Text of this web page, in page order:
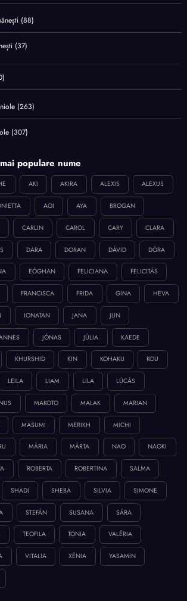
(88)
(37)
(263)
(307)
populare nume
AKI AKIRA ALEXIS ALEXUS
AOI AYA BROGAN
CARLIN CAROL CARY CLARA
DARA DORAN DÁVID DÓRA
EÓGHAN FELICIANA FELICITÁS
FRANCISCA FRIDA GINA HEVA
IONATAN JANA JUN
JÓNAS JÚLIA KAEDE
KHURSHID KIN KOHAKU KOU
LEILA LIAM LILA LÚCÁS
MAKOTO MALAK MARIAN
MASUMI MERIKH MICHI
MÁRIA MÁRTA NAO NAOKI
ROBERTA ROBERTINA SALMA
SHADI SHEBA SILVIA SIMONE
STEFÁN SUSANA SÁRA
TEOFILA TONIA VALÉRIA
VITALIA XÉNIA YASAMIN